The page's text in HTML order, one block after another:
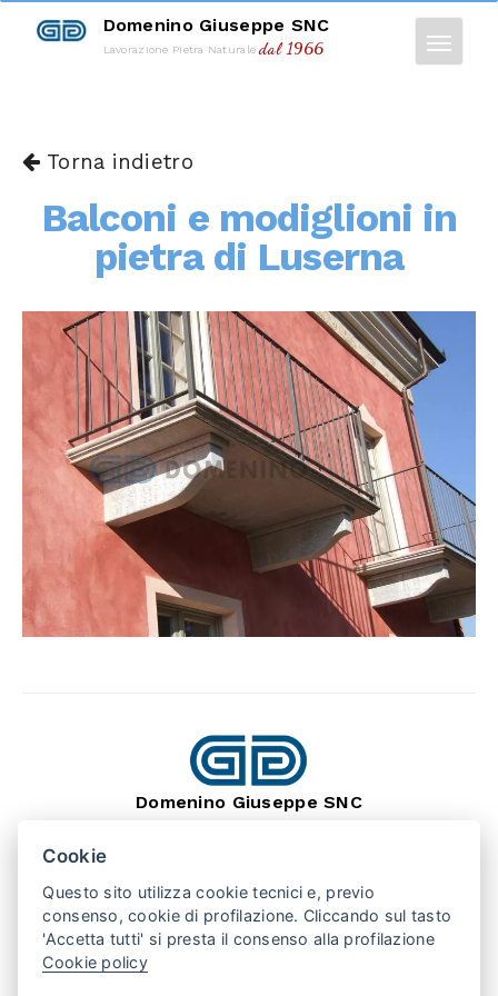
Domenino Giuseppe SNC
Lavorazione Pietra Naturaledal 1966
Torna indietro
Balconi e modiglioni in
pietra di Luserna
Domenino Giuseppe SNC
VIA MONTEBRACCO, 15
TEL. +39 0175 346407
PUNTO VENDITA: SAN SECONDO (TO) 10060
Cookie
Questo sito utilizza cookie tecnici e, previo
consenso, cookie di profilazione. Cliccando sul tasto
'Accetta tutti' si presta il consenso alla profilazione
Cookie policy